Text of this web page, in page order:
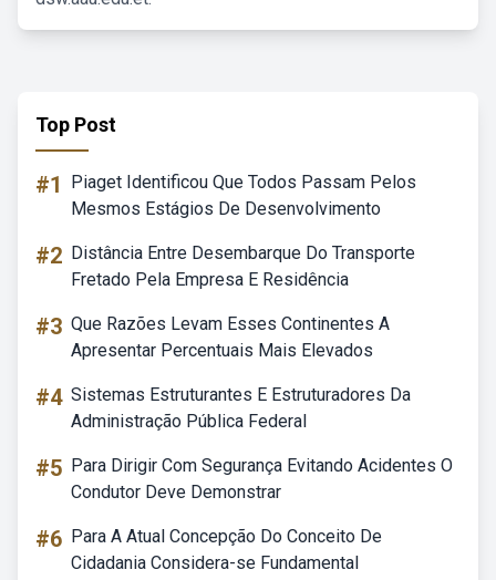
Top Post
#1
Piaget Identificou Que Todos Passam Pelos
Mesmos Estágios De Desenvolvimento
#2 Distância Entre Desembarque Do Transporte
Fretado Pela Empresa E Residência
#3 Que Razões Levam Esses Continentes A
Apresentar Percentuais Mais Elevados
#4 Sistemas Estruturantes E Estruturadores Da
Administração Pública Federal
#5 Para Dirigir Com Segurança Evitando Acidentes O
Condutor Deve Demonstrar
#6 Para A Atual Concepção Do Conceito De
Cidadania Considera-se Fundamental